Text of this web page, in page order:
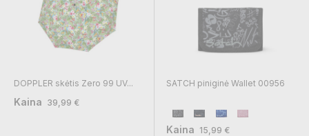
DOPPLER skėtis Zero 99 UV...
Kaina 39,99 €
SATCH piniginė Wallet 00956
Kaina 15,99 €